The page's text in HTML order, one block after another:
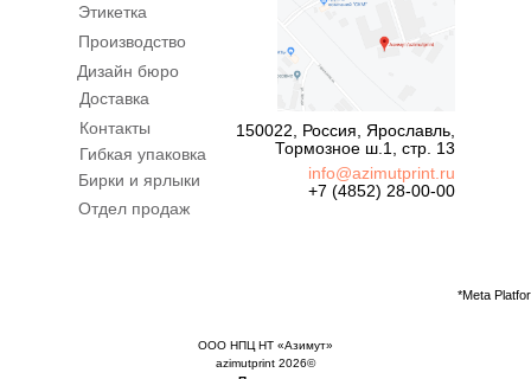
Этикетка
Производство
Дизайн бюро
Доставка
Контакты
info@azimutprint.ru
+7 (4852) 28-00-00
ООО НПЦ НТ «Азимут»
azimutprint 2026©
150022, Россия, Ярославль,
Тормозное ш.1, стр. 13
Гибкая упаковка
Бирки и ярлыки
Отдел продаж
*Meta